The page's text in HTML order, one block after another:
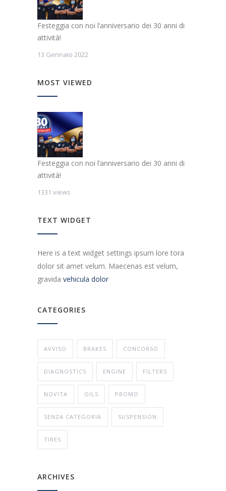
Festeggia con noi l’anniversario dei 30 anni di
attività!
13 Gennaio 2022
MOST VIEWED
Festeggia con noi l’anniversario dei 30 anni di
attività!
1331 views
TEXT WIDGET
Here is a text widget settings ipsum lore tora
dolor sit amet velum. Maecenas est velum,
gravida vehicula dolor
CATEGORIES
AVVISO BRAKES CONCORSO
DIAGNOSTICS ENGINE FILTERS
NOVITA OILS PROMO
SENZA CATEGORIA SUSPENSION
TIRES
ARCHIVES